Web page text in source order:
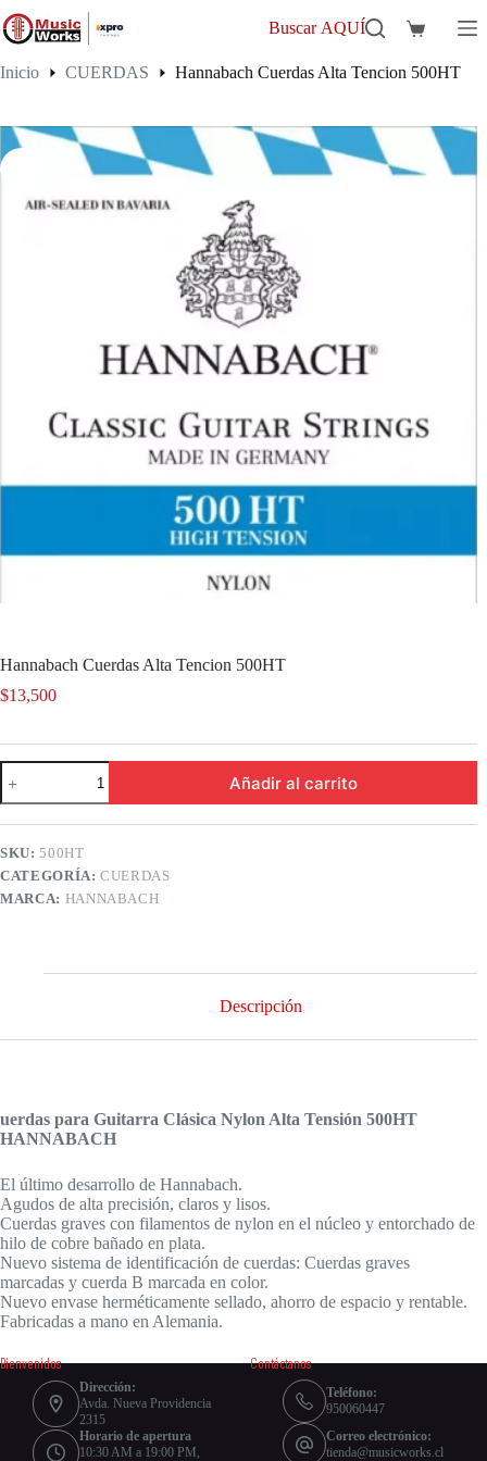
al
contenido
Buscar AQUÍ
Carro
compra
Inicio CUERDAS Hannabach Cuerdas Alta Tencion 500HT
Hannabach Cuerdas Alta Tencion 500HT
$13,500
Hannabach
Cuerdas
Alta
Tencion
cantidad
Añadir al carrito
SKU:500HT
CATEGORÍA:CUERDAS
MARCA: HANNABACH
Descripción
uerdas para Guitarra Clásica Nylon Alta Tensión 500HT
HANNABACH
El último desarrollo de Hannabach.
Agudos de alta precisión, claros y lisos.
Cuerdas graves con filamentos de nylon en el núcleo y entorchado de
hilo de cobre bañado en plata.
Nuevo sistema de identificación de cuerdas: Cuerdas graves
marcadas y cuerda B marcada en color.
Nuevo envase herméticamente sellado, ahorro de espacio y rentable.
Fabricadas a mano en Alemania.
Bienvenidos
Dirección:
Avda. Nueva Providencia
2315
Horario de apertura
10:30 AM a 19:00 PM,
Contáctanos
Teléfono:
950060447
Correo electrónico:
tienda@musicworks.cl